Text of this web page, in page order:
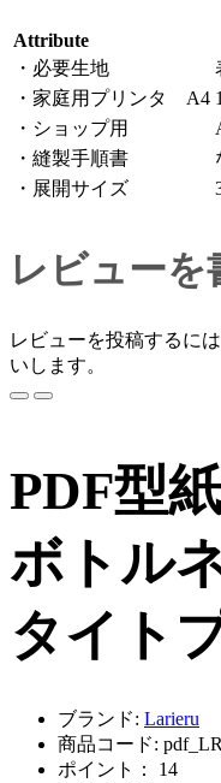
Attribute
・必要生地
・家庭用プリンタ A4
・ショップ用
・縫製手順書
・展開サイズ
レビューを
レビューを投稿するには
いします。
PDF型
ボトル
タイト
ブランド: Larieru
商品コード:
ポイント： 14